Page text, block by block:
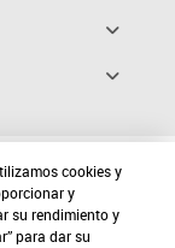
cookies y
y
su rendimiento y
para dar su